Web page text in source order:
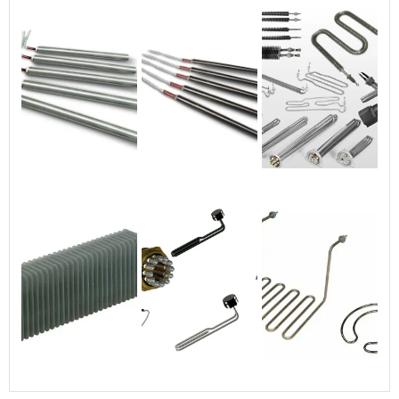
de resistencia eletrica
industrial, é importante
buscar uma empresa
que tenha produtos e
serviços com ótima
qualidade e precisão,
detalhes primordiais
que são deixados de
focam na fidelização
do cliente.Tudo isso
que já foi falado e
outras coisas mais são
a razão pela qual a
Engetherm é
comprometida com os
serviços quando